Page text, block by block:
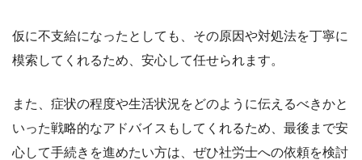
仮に不支給になったとしても、その原因や対処法を丁寧に
模索してくれるため、安心して任せられます。
また、症状の程度や生活状況をどのように伝えるべきかと
いった戦略的なアドバイスもしてくれるため、最後まで安
心して手続きを進めたい方は、ぜひ社労士への依頼を検討